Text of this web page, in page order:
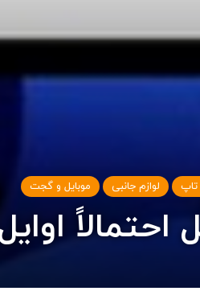
لوازم جانبی موبایل و گجت
اوایل ۲۰۲۳ از مانیتور ۲۷ اینچی خود رونمایی